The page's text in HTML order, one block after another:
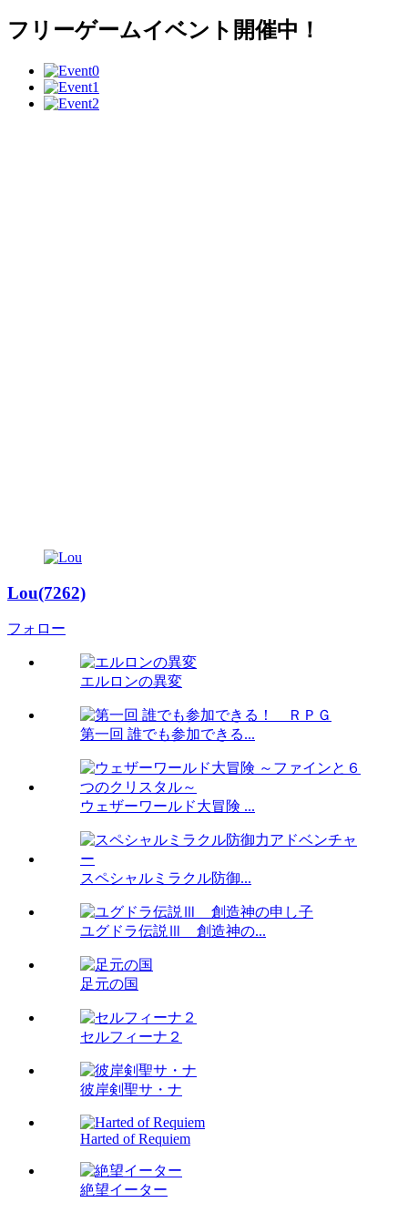
フリーゲームイベント開催中！
Lou(7262)
フォロー
エルロンの異変
第一回 誰でも参加できる...
ウェザーワールド大冒険 ...
スペシャルミラクル防御...
ユグドラ伝説Ⅲ 創造神の...
足元の国
セルフィーナ２
彼岸剣聖サ・ナ
Harted of Requiem
絶望イーター